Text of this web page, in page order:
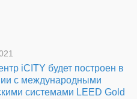
iCITY будет построен в
с международными
системами LEED Gold